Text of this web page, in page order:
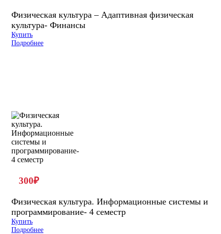
Физическая культура – Адаптивная физическая
культура- Финансы
Купить
Подробнее
300₽
Физическая культура. Информационные системы и
программирование- 4 семестр
Купить
Подробнее